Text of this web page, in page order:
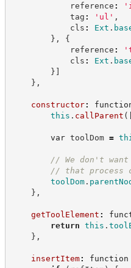
reference : '
tag : ' ul ' ,
cls : Ext .
} ,
{
reference : '
cls : Ext .
} ]
} ,
constructor:
this . callParent (
var toolDom =
// We don't
// that process
toolDom.
} ,
getToolElement :
return this .
} ,
insertItem: function